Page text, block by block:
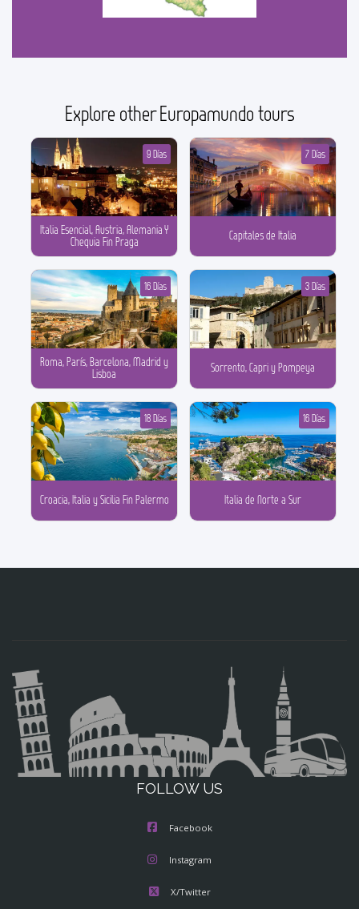
Explore other Europamundo tours
Italia Esencial, Austria, Alemania Y
Chequia Fin Praga
9 Días
Capitales de Italia
7 Días
Roma, París, Barcelona, Madrid y
Lisboa
16 Días
Sorrento, Capri y Pompeya
3 Días
Croacia, Italia y Sicilia Fin Palermo
18 Días
Italia de Norte a Sur
16 Días
FOLLOW US
Facebook
Instagram
X/Twitter